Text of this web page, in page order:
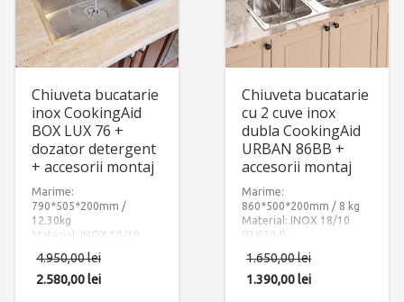
Chiuveta bucatarie
inox CookingAid
BOX LUX 76 +
dozator detergent
+ accesorii montaj
Marime:
790*505*200mm /
12.30kg
Material: INOX 18/10
Componente: Chiuveta
BoxLux 76 + dozator
4.950,00lei
2.580,00lei
Chiuveta bucatarie
cu 2 cuve inox
dubla CookingAid
URBAN 86BB +
accesorii montaj
Marime:
860*500*200mm / 8 kg
Material: INOX 18/10
(SUS304)
Componente:
CookingAid Urban 86BB
cu 2 cuve, reversibila
1.650,00lei
1.390,00lei